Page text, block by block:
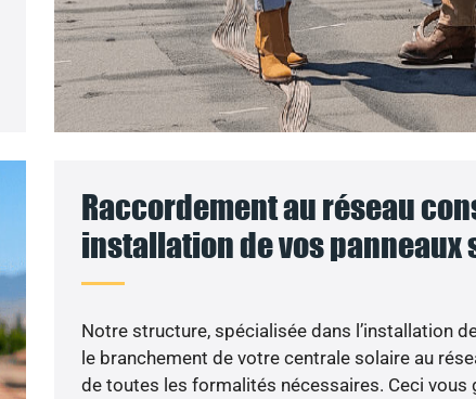
Raccordement au réseau
installation de vos panneaux
Notre structure, spécialisée dans l’installation
le branchement de votre centrale solaire au
de toutes les formalités nécessaires. Ceci vous